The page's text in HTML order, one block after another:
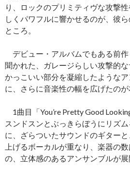
り、ロックのプリミティヴな攻撃
しくパワフルに響かせるのが、彼
ところ。
デビュー・アルバムでもある前作
聞かれた、ガレージらしい攻撃的
かっこいい部分を凝縮したような
に、さらに音楽性の幅を広げたのが
1曲目「You’re Pretty Good
スンドスンとぶっきらぼうにリズ
に、ざらついたサウンドのギター
上げるボーカルが重なり、楽器の
の、立体感のあるアンサンブルが展